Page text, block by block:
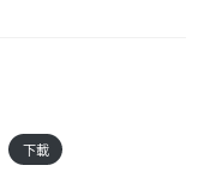
下載